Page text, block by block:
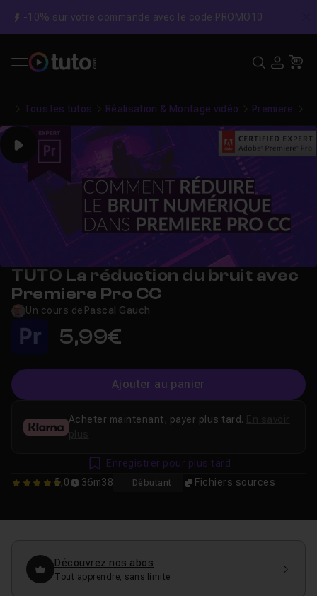
-10% sur votre commande avec le code PROMO10
Tous les tutos Réalisation & Montage vidéo Premiere
Play
TUTO La réduction du bruit avec
Premiere Pro CC
Un cours de Pascal Gauch
5,99€
Ajouter au panier
5 5,0 36m38 Débutant Fichiers sources
Acheter maintenant, payer plus tard.
plus
Enregistrer pour plus tard
Découvrez nos abos
Tout apprendre, sans limite